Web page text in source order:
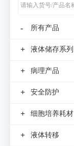
- 所有产品
+ 液体储存系列
+ 病理产品
+ 安全防护
+ 细胞培养耗材
+ 液体转移